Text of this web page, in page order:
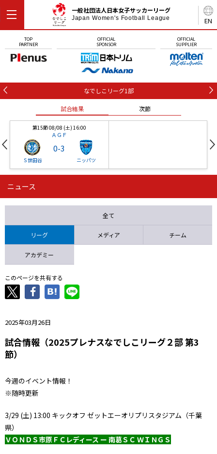
EN
一般社団法人日本女子サッカーリーグ
Japan Women's Football League
TOP
PARTNER
OFFICIAL
SPONSOR
OFFICIAL
SUPPLIER
なでしこリーグ1部
試合結果 次節
第15節 08/08 (土) 16:00
ＡＧＦ
Ｓ世田谷
0-3
ニッパツ
第16節 09/05 (土) 15:00
ニッパツ 石人の星
ニュース
全て
リーグ メディア チーム
アカデミー
このページを共有する
2025年03月26日
試合情報（2025プレナスなでしこリーグ２部 第3
節）
今週のイベント情報！
※随時更新
3/29 (土) 13:00 キックオフ ゼットエーオリプリスタジアム（千葉
県）
ＶＯＮＤＳ市原ＦＣレディース ー 南葛ＳＣ ＷＩＮＧＳ